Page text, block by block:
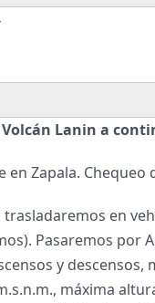
Lanin a
en Zapala.
trasladaremos en
Pasaremos por
y
máxima